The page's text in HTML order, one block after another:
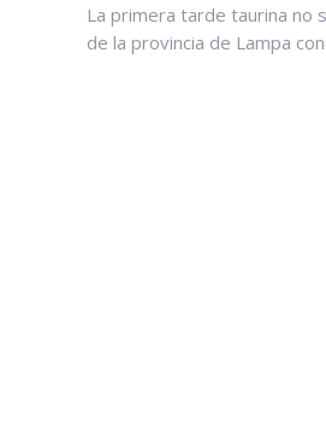
La primera tarde taurina no
de la provincia de Lampa